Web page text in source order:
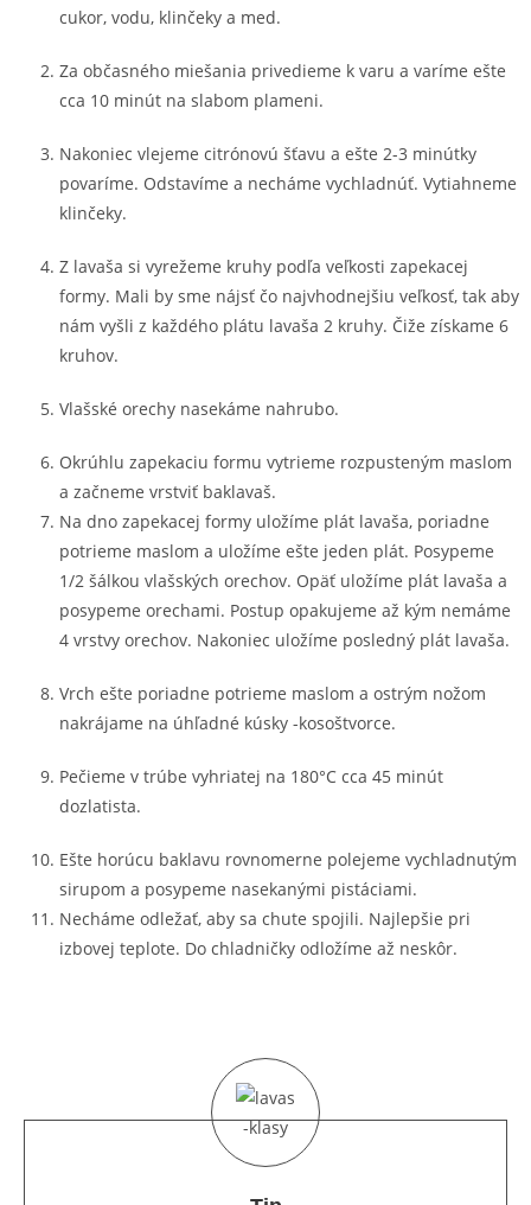
cukor, vodu, klinčeky a med.
Za občasného miešania privedieme k varu a varíme ešte
cca 10 minút na slabom plameni.
Nakoniec vlejeme citrónovú šťavu a ešte 2-3 minútky
povaríme. Odstavíme a necháme vychladnúť. Vytiahneme
klinčeky.
Z lavaša si vyrežeme kruhy podľa veľkosti zapekacej
formy. Mali by sme nájsť čo najvhodnejšiu veľkosť, tak aby
nám vyšli z každého plátu lavaša 2 kruhy. Čiže získame 6
kruhov.
Vlašské orechy nasekáme nahrubo.
Okrúhlu zapekaciu formu vytrieme rozpusteným maslom
a začneme vrstviť baklavaš.
Na dno zapekacej formy uložíme plát lavaša, poriadne
potrieme maslom a uložíme ešte jeden plát. Posypeme
1/2 šálkou vlašských orechov. Opäť uložíme plát lavaša a
posypeme orechami. Postup opakujeme až kým nemáme
4 vrstvy orechov. Nakoniec uložíme posledný plát lavaša.
Vrch ešte poriadne potrieme maslom a ostrým nožom
nakrájame na úhľadné kúsky -kosoštvorce.
Pečieme v trúbe vyhriatej na 180°C cca 45 minút
dozlatista.
Ešte horúcu baklavu rovnomerne polejeme vychladnutým
sirupom a posypeme nasekanými pistáciami.
Necháme odležať, aby sa chute spojili. Najlepšie pri
izbovej teplote. Do chladničky odložíme až neskôr.